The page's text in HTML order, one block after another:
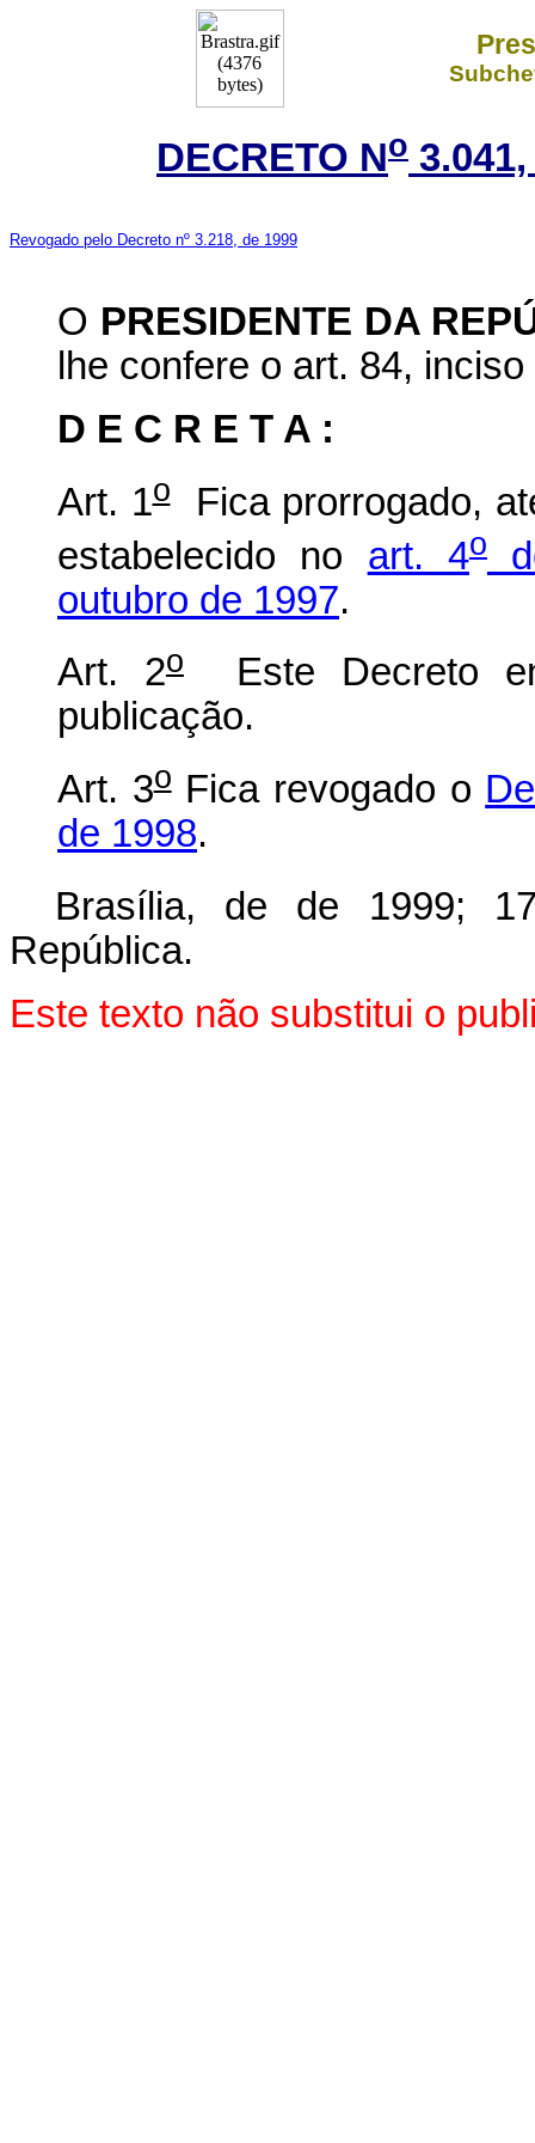
DECRETO No
Revogado pelo Decreto nº 3.218, de 1999
O PRESIDENTE DA
lhe confere o art. 84,
D E C R E T A :
Art. 1oFica prorrogado,
estabelecido no art. 4o
outubro de 1997.
Art. 2oEste Decreto
publicação.
Art. 3oFica revogado o
de 1998.
Brasília, de de 1999;
República.
Este texto não substitui o